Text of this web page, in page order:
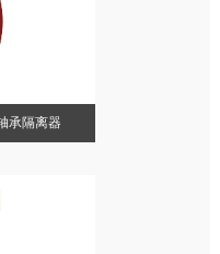
承隔离器